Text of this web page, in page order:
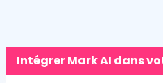
Intégrer Mark AI dans